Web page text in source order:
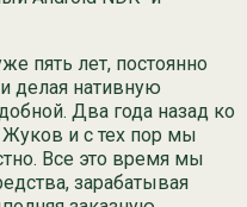
пять лет, постоянно
делая нативную
Два года назад ко
и с тех пор мы
Все это время мы
зарабатывая